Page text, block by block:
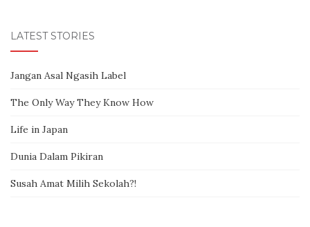
LATEST STORIES
Jangan Asal Ngasih Label
The Only Way They Know How
Life in Japan
Dunia Dalam Pikiran
Susah Amat Milih Sekolah?!